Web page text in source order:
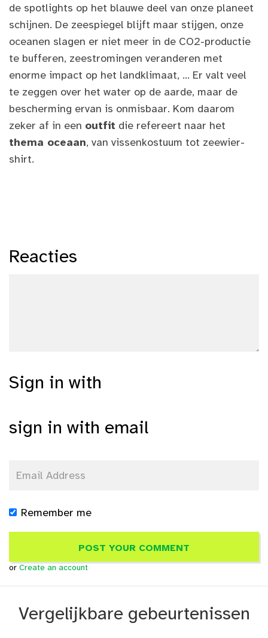
de spotlights op het blauwe deel van onze planeet
schijnen. De zeespiegel blijft maar stijgen, onze
oceanen slagen er niet meer in de CO2-productie
te bufferen, zeestromingen veranderen met
enorme impact op het landklimaat, … Er valt veel
te zeggen over het water op de aarde, maar de
bescherming ervan is onmisbaar. Kom daarom
zeker af in een outfit die refereert naar het
thema oceaan, van vissenkostuum tot zeewier-
shirt.
Reacties
Sign in with
sign in with email
Remember me
or Create an account
Vergelijkbare gebeurtenissen